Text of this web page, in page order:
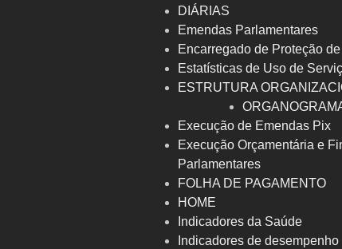
DIÁRIAS
Emendas Parlamentares
Encarregado de Proteção
Estatísticas de Uso de
ESTRUTURA
Execução de Emendas Pix
Execução Orçamentária e
Parlamentares
FOLHA DE PAGAMENTO
HOME
Indicadores da Saúde
Indicadores de desempenho